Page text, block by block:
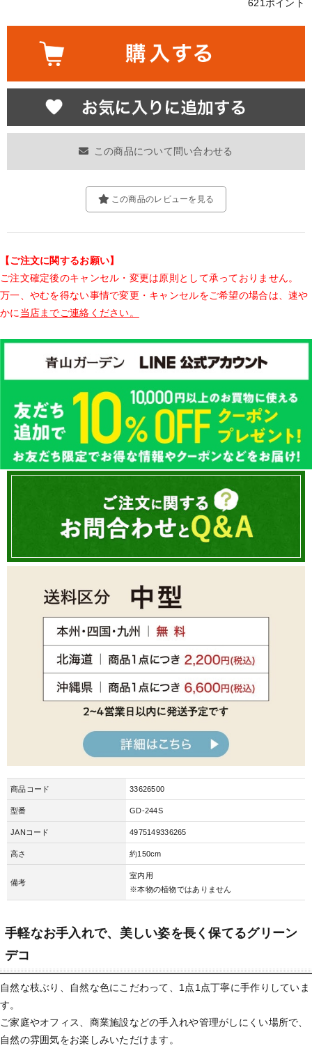
621ポイント
この商品について問い合わせる
この商品のレビューを見る
【ご注文に関するお願い】
ご注文確定後のキャンセル・変更は原則として承っておりません。
万一、やむを得ない事情で変更・キャンセルをご希望の場合は、速や
かに 当店までご連絡ください。
商品コード 33626500
型番 GD-244S
JANコード 4975149336265
高さ 約150cm
備考
室内用
※本物の植物ではありません
手軽なお手入れで、美しい姿を長く保てるグリーン
デコ
自然な枝ぶり、自然な色にこだわって、1点1点丁寧に手作りしていま
す。
ご家庭やオフィス、商業施設などの手入れや管理がしにくい場所で、
自然の雰囲気をお楽しみいただけます。